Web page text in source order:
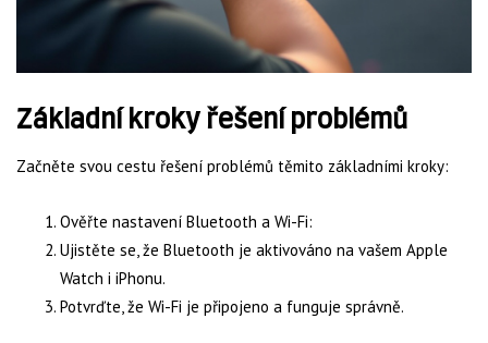
Základní kroky řešení problémů
Začněte svou cestu řešení problémů těmito základními kroky:
Ověřte nastavení Bluetooth a Wi-Fi:
Ujistěte se, že Bluetooth je aktivováno na vašem Apple
Watch i iPhonu.
Potvrďte, že Wi-Fi je připojeno a funguje správně.